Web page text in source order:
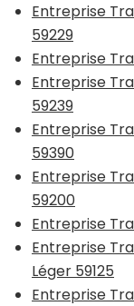
Entreprise
59229
Entreprise
Entreprise
59239
Entreprise
59390
Entreprise
59200
Entreprise
Entreprise
Léger 59125
Entreprise